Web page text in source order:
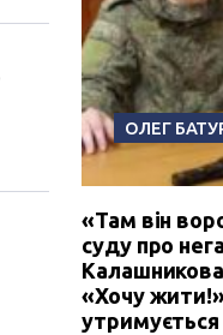
ОЛЕГ
«Там він
суду про
«Хочу
утримується